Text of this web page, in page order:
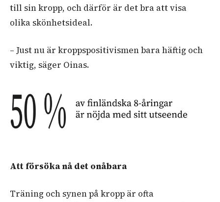
till sin kropp, och därför är det bra att visa
olika skönhetsideal.
– Just nu är kroppspositivismen bara häftig och
viktig, säger Oinas.
Att försöka nå det onåbara
Träning och synen på kropp är ofta